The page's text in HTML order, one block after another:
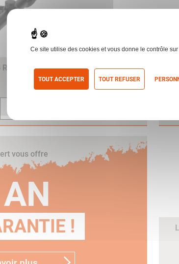
RETICULE 4A-I STEINER
vous offre
!
Ce site utilise des cookies et vous donne le contrôle
TOUT ACCEPTER TOUT REFUSER